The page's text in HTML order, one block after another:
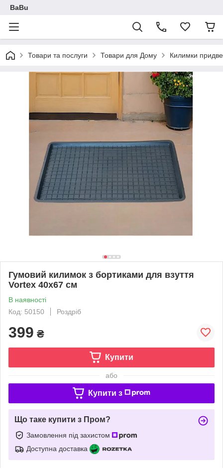
BaBu
Товари та послуги Товари для Дому Килимки
Гумовий килимок з бортиками для взуття
Vortex 40х67 см
В наявності
Код: 50150
Роздріб
399 ₴
Купити
або
Купити з
Що таке купити з Пром?
Замовлення під захистом
Доступна доставка